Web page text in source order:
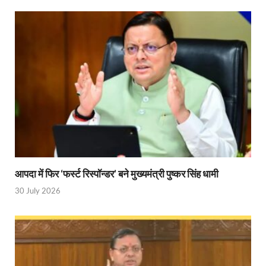
Uttarakhand Uniform Scam: वर्दी घोटाले में सीएम
Kapil Dev Agarwal: यूपी सरकार के मंत्री कपिल देव ने
Uttarakhand Tableau: भारत पर्व पर प्रदर्शित होगी
NFPRC Workshop: एन.एफ.पी.आर.सी द्वारा सांसदों एवं
UP tableau Kartavya Path: कर्तव्य पथ पर नजर आएगी
PM Gram Sadak Yojana: प्रधानमंत्री ग्राम सड़क
PM Gram Sadak Yojana: प्रधानमंत्री ग्राम सड़क
UP Kaushal Disha: कौशल दिशा पोर्टल से ग्रामीण युवाओं
Nitin Nabin: राष्ट्रीय अध्यक्ष बनने के बाद नितिन नवीन
World Economic Forum: भारत की आर्थिक मजबूती के
आपदा में फिर ‘फर्स्ट रिस्पॉन्डर’ बने मुख्यमंत्री पुष्कर सिंह धामी
30 July 2026